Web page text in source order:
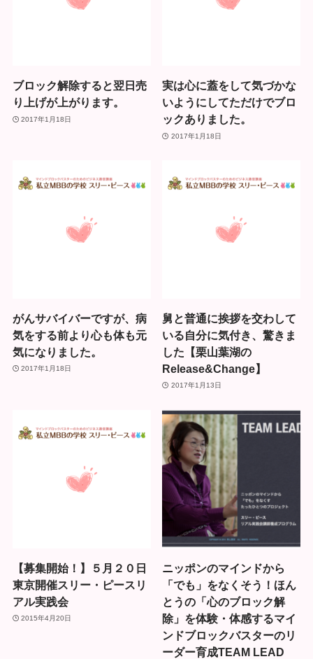
ブロック解除すると翌日売
り上げが上がります。
2017年1月18日
実は心に蓋をして気づかな
いようにしてただけでブロ
ックありました。
2017年1月18日
がんサバイバーですが、病
気をする前より心も体も元
気になりました。
2017年1月18日
舅と普通に挨拶を交わして
いる自分に気付き、驚きま
した【栗山葉湖の
Release&Change】
2017年1月13日
【募集開始！】５月２０日
東京開催スリー・ピースリ
アル実践会
2015年4月20日
ニッポンのマインドから
「でも」をなくそう！ほん
とうの「心のブロック解
除」を体験・体感するマイ
ンドブロックバスターのリ
ーダー育成TEAM LEAD